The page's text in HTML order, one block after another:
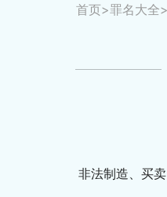
首页>罪名大全>
非法制造、买